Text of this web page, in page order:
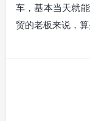
车，基本当天就
贸的老板来说，